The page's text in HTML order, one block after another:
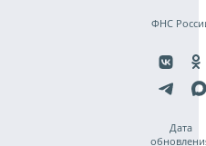
ФНС
Дата